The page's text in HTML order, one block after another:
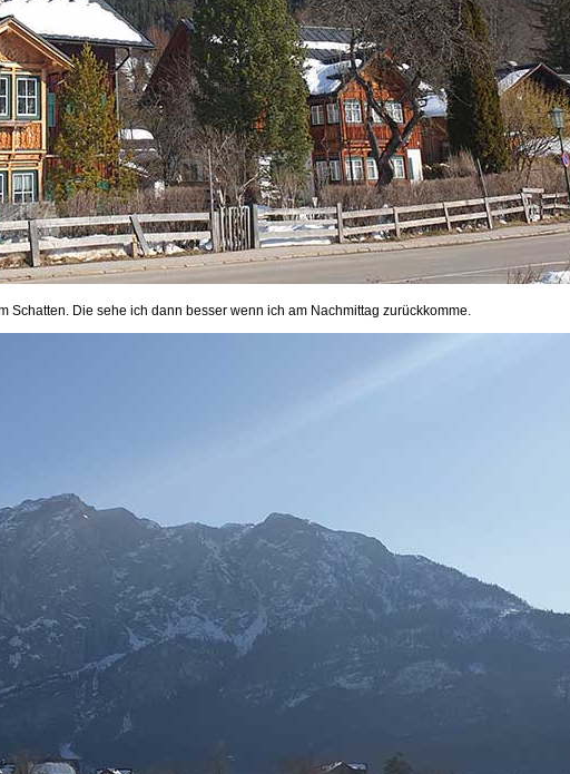
Schatten. Die sehe ich dann besser wenn ich am Nachmittag zurückkomme.